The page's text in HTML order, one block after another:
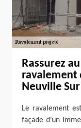
Rassurez
ravalement
Neuville
Le ravalement
façade d’un